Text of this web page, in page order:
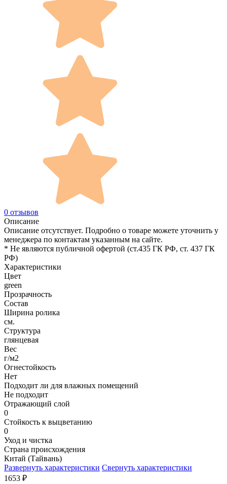
0 отзывов
Описание
Описание отсутствует. Подробно о товаре можете уточнить у
менеджера по контактам указанным на сайте.
* Не являются публичной офертой (ст.435 ГК РФ, cт. 437 ГК
РФ)
Характеристики
Цвет
green
Прозрачность
Состав
Ширина ролика
см.
Структура
глянцевая
Вес
г/м2
Огнестойкость
Нет
Подходит ли для влажных помещений
Не подходит
Отражающий слой
0
Стойкость к выцветанию
0
Уход и чистка
Страна происхождения
Китай (Тайвань)
Развернуть характеристики Свернуть характеристики
1653 ₽